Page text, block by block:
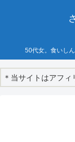
50代女。食いし
＊当サイトはアフ